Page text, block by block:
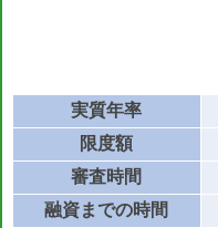
実質年率
限度額
審査時間
融資までの時間